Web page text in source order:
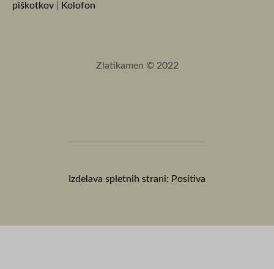
piškotkov
Kolofon
Zlatikamen © 2022
Izdelava spletnih strani: Positiva